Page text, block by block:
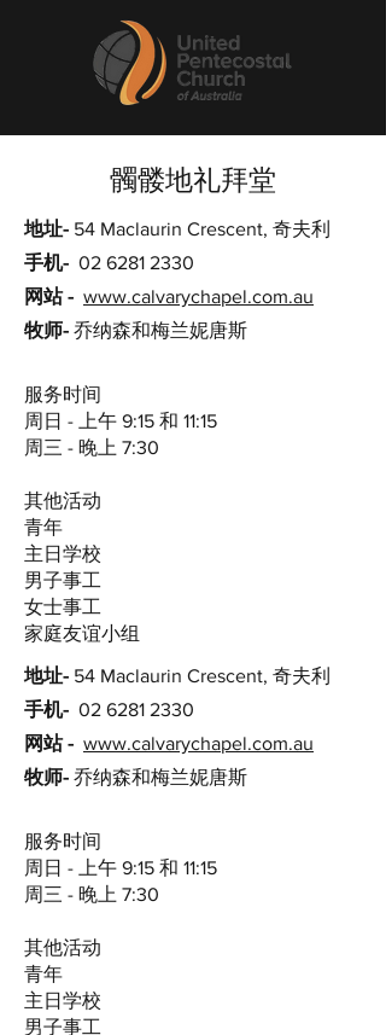
髑髅地礼拜堂
地址- 54 Maclaurin Crescent, 奇夫利
手机- 02 6281 2330
网站 - www.calvarychapel.com.au
牧师- 乔纳森和梅兰妮唐斯
服务时间
周日 - 上午 9:15 和 11:15
周三 - 晚上 7:30
其他活动
青年
主日学校
男子事工
女士事工
家庭友谊小组
地址- 54 Maclaurin Crescent, 奇夫利
手机- 02 6281 2330
网站 - www.calvarychapel.com.au
牧师- 乔纳森和梅兰妮唐斯
服务时间
周日 - 上午 9:15 和 11:15
周三 - 晚上 7:30
其他活动
青年
主日学校
男子事工